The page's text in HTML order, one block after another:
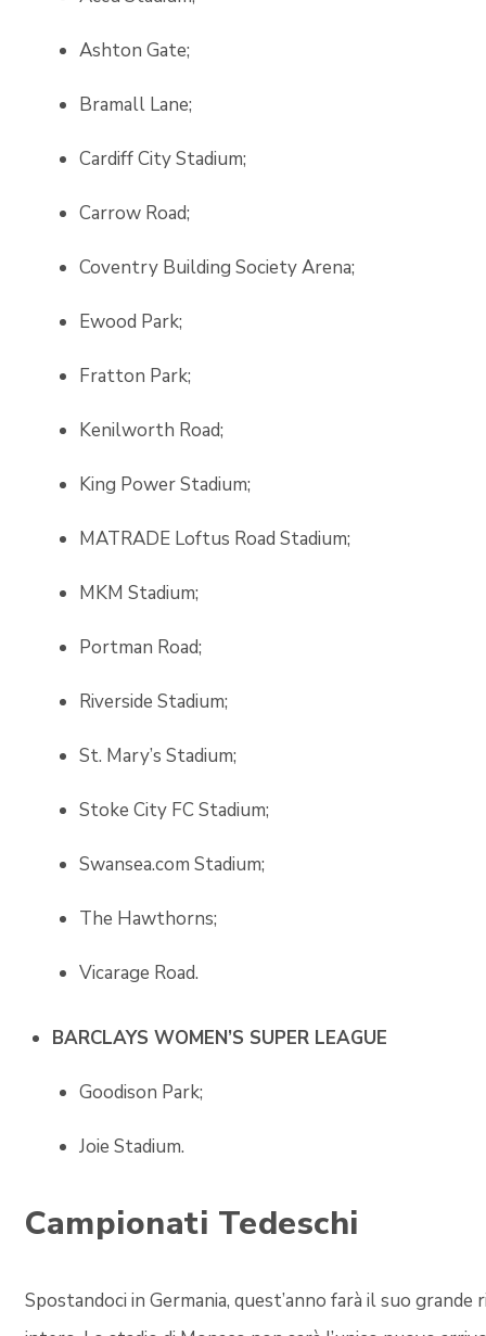
Ashton Gate;
Bramall Lane;
Cardiff City Stadium;
Carrow Road;
Coventry Building Society Arena;
Ewood Park;
Fratton Park;
Kenilworth Road;
King Power Stadium;
MATRADE Loftus Road Stadium;
MKM Stadium;
Portman Road;
Riverside Stadium;
St. Mary’s Stadium;
Stoke City FC Stadium;
Swansea.com Stadium;
The Hawthorns;
Vicarage Road.
BARCLAYS WOMEN’S SUPER LEAGUE
Goodison Park;
Joie Stadium.
Campionati Tedeschi
Spostandoci in Germania, quest’anno farà il suo grande